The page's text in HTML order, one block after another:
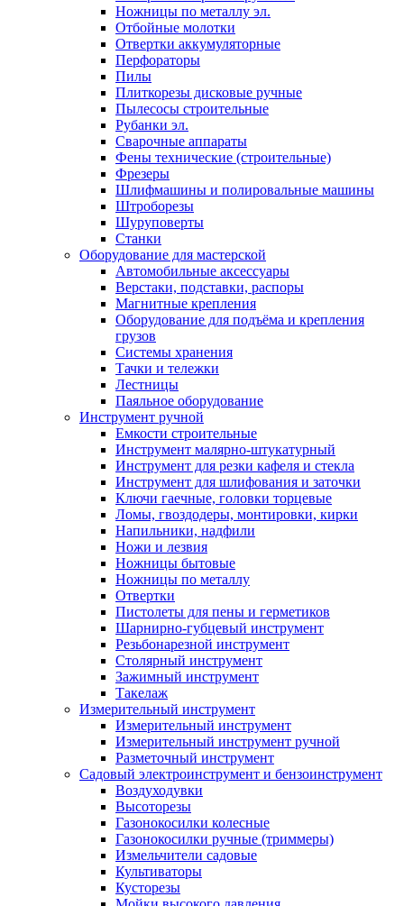
Ножницы по металлу эл.
Отбойные молотки
Отвертки аккумуляторные
Перфораторы
Пилы
Плиткорезы дисковые ручные
Пылесосы строительные
Рубанки эл.
Сварочные аппараты
Фены технические (строительные)
Фрезеры
Шлифмашины и полировальные машины
Штроборезы
Шуруповерты
Станки
Оборудование для мастерской
Автомобильные аксессуары
Верстаки, подставки, распоры
Магнитные крепления
Оборудование для подъёма и крепления
грузов
Системы хранения
Тачки и тележки
Лестницы
Паяльное оборудование
Инструмент ручной
Емкости строительные
Инструмент малярно-штукатурный
Инструмент для резки кафеля и стекла
Инструмент для шлифования и заточки
Ключи гаечные, головки торцевые
Ломы, гвоздодеры, монтировки, кирки
Напильники, надфили
Ножи и лезвия
Ножницы бытовые
Ножницы по металлу
Отвертки
Пистолеты для пены и герметиков
Шарнирно-губцевый инструмент
Резьбонарезной инструмент
Столярный инструмент
Зажимный инструмент
Такелаж
Измерительный инструмент
Измерительный инструмент
Измерительный инструмент ручной
Разметочный инструмент
Садовый электроинструмент и бензоинструмент
Воздуходувки
Высоторезы
Газонокосилки колесные
Газонокосилки ручные (триммеры)
Измельчители садовые
Культиваторы
Кусторезы